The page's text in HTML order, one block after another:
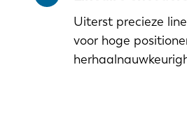
Uiterst precieze
voor hoge